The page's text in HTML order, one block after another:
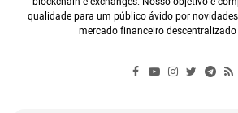
qualidade para um público ávido por
mercado financeiro descentralizado